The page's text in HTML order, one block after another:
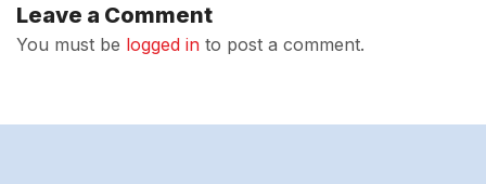
Leave a Comment
You must be logged in to post a comment.